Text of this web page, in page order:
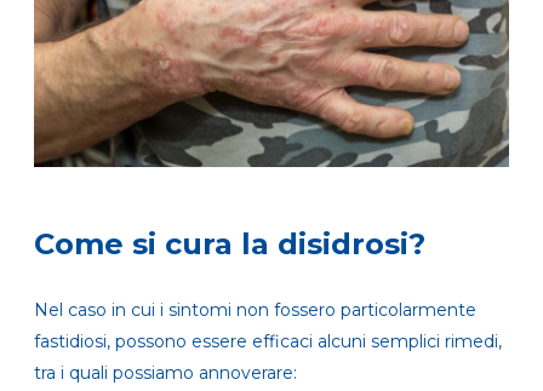
Come si cura la disidrosi?
Nel caso in cui i sintomi non fossero particolarmente
fastidiosi, possono essere efficaci alcuni semplici rimedi,
tra i quali possiamo annoverare: